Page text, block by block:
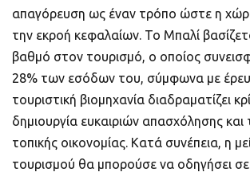
απαγόρευση ως έναν τρόπο ώστε η
την εκροή κεφαλαίων. Το Μπαλί
βαθμό στον τουρισμό, ο οποίος
28% των εσόδων του, σύμφωνα με
τουριστική βιομηχανία διαδραματίζει
δημιουργία ευκαιριών απασχόλησης
τοπικής οικονομίας. Κατά συνέπεια, η
τουρισμού θα μπορούσε να οδηγήσει σε